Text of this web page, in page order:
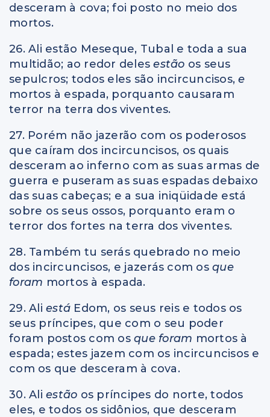
desceram à cova; foi posto no meio dos
mortos.
26. Ali estão Meseque, Tubal e toda a sua
multidão; ao redor delesestão os seus
sepulcros; todos eles são incircuncisos,e
mortos à espada, porquanto causaram
terror na terra dos viventes.
27. Porém não jazerão com os poderosos
que caíram dos incircuncisos, os quais
desceram ao inferno com as suas armas de
guerra e puseram as suas espadas debaixo
das suas cabeças; e a sua iniqüidade está
sobre os seus ossos, porquanto eram o
terror dos fortes na terra dos viventes.
28. Também tu serás quebrado no meio
dos incircuncisos, e jazerás com os que
foram mortos à espada.
29. Ali está Edom, os seus reis e todos os
seus príncipes, que com o seu poder
foram postos com os que foram mortos à
espada; estes jazem com os incircuncisos e
com os que desceram à cova.
30. Ali estão os príncipes do norte, todos
eles, e todos os sidônios, que desceram